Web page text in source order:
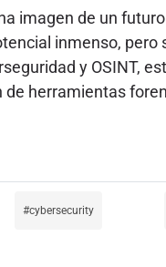
imagen de un
inmenso,
y OSINT,
de herramientas
cybersecurity